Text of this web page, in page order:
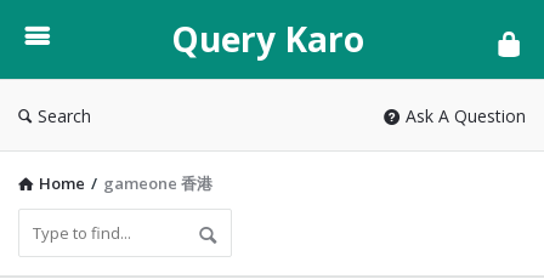
Karo
Query Karo
Search Ask A Question
Home / gameone 香港